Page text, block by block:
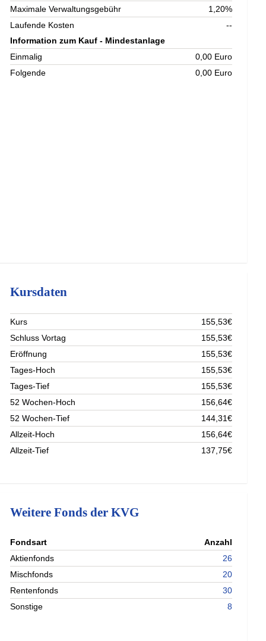
Maximale Verwaltungsgebühr
1,20%
Laufende Kosten
--
Information zum Kauf - Mindestanlage
Einmalig
0,00 Euro
Folgende
0,00 Euro
Kursdaten
Kurs
155,53€
Schluss Vortag
155,53€
Eröffnung
155,53€
Tages-Hoch
155,53€
Tages-Tief
155,53€
52 Wochen-Hoch
156,64€
52 Wochen-Tief
144,31€
Allzeit-Hoch
156,64€
Allzeit-Tief
137,75€
Weitere Fonds der KVG
Fondsart
Anzahl
Aktienfonds
26
Mischfonds
20
Rentenfonds
30
Sonstige
8